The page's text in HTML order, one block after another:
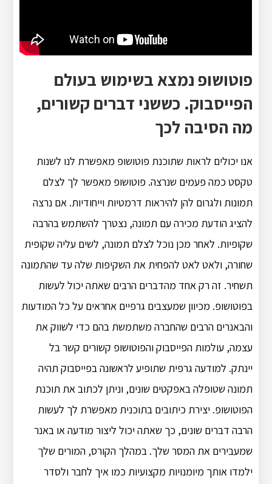
פוטושופ נמצא בשימוש בעולם
הפייסבוק. כששני דברים קשורים,
מה הסיבה לכך
אנו יכולים לראות שתוכנת פוטושופ מאפשרת לנו לשנות
טקסט כמה פעמים שנרצה. פוטושופ מאפשר לך לצלם
תמונות ולגרום להן להיראות דרמטיות וייחודיות. אם נרצה
להציג הודעת מכירה עם תמונה, נצטרך להשתמש בהרבה
שקופיות. לאחר מכן נוכל לצלם תמונה, לשים עליה שקופית
שחורה, ולאט לאט להפחית את השקיפות שלה עד שהתמונה
תשחיר. זה רק אחד מהדברים הרבים שאתה יכול לעשות
בפוטושופ. מכיוון שמעצבים גרפיים אחראים על כל המודעות
והבאנרים הרבים שהחברה משתמשת בהם כדי לשווק את
עצמה, עולמות הפייסבוק והפוטושופ קשורים קשר בל
יינתק. למודעה גרפית שתופיע לראשונה בפייסבוק תהיה
תמונה שטופלה באפקטים שונים, וניתן לכתוב את תוכנת
הפוטושופ. יצירת כיתובים בתוכנית מאפשרת לך לעשות
הרבה דברים שונים, כך שאתה יכול ליצור מודעה או באנר
שמעבירים את המסר שלך. במהלך הקורס, המורים שלך
ילמדו אותך מיומנויות מקצועיות כמו איך לחבר ולסדר